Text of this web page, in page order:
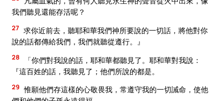
我們聽見還能存活呢？
27 求你近前去，聽耶和華我們神所要說的一切話，將他對你
說的話都傳給我們，我們就聽從遵行。』
28
「你們對我說的話，耶和華都聽見了。耶和華對我說：
『這百姓的話，我聽見了；他們所說的都是。
29 惟願他們存這樣的心敬畏我，常遵守我的一切誡命，使他